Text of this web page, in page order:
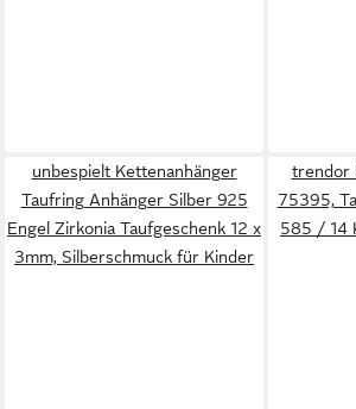
unbespielt Kettenanhänger
Taufring Anhänger Silber 925
Engel Zirkonia Taufgeschenk 12 x
3mm, Silberschmuck für Kinder
trendor
75395,
585 / 14